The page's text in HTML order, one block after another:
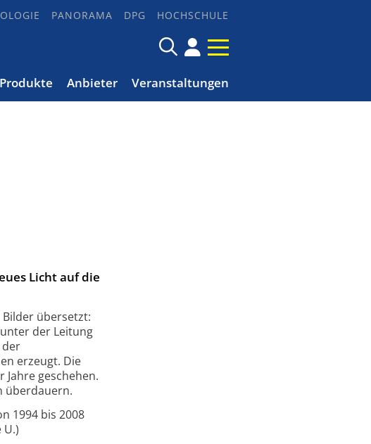
PANORAMA DPG HOCHSCHULE
Produkte Anbieter Veranstaltungen
Licht auf die
übersetzt:
der Leitung
der
erzeugt. Die
Jahre geschehen.
überdauern.
1994 bis 2008